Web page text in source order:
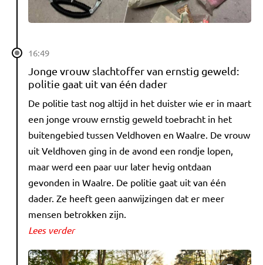
16:49
Jonge vrouw slachtoffer van ernstig geweld:
politie gaat uit van één dader
De politie tast nog altijd in het duister wie er in maart
een jonge vrouw ernstig geweld toebracht in het
buitengebied tussen Veldhoven en Waalre. De vrouw
uit Veldhoven ging in de avond een rondje lopen,
maar werd een paar uur later hevig ontdaan
gevonden in Waalre. De politie gaat uit van één
dader. Ze heeft geen aanwijzingen dat er meer
mensen betrokken zijn.
Lees verder